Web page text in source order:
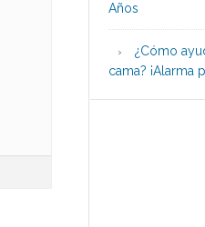
Años
¿Cómo
cama? ¡Alarma